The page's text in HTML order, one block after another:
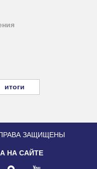
итоги
ЗАЩИЩЕНЫ
НА САЙТЕ